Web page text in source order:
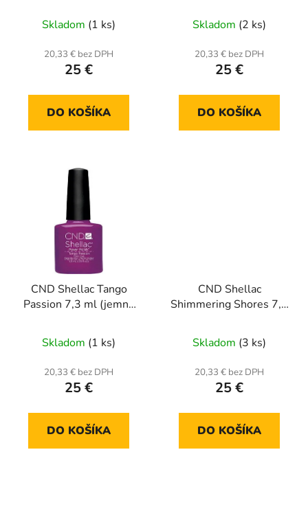
Skladom (1 ks)
20,33 € bez DPH
25 €
DO KOŠÍKA
Skladom (2 ks)
20,33 € bez DPH
25 €
DO KOŠÍKA
CND Shellac Tango
Passion 7,3 ml (jemná
Skladom (1 ks)
20,33 € bez DPH
25 €
DO KOŠÍKA
CND Shellac
Shimmering Shores 7,3
trblietkový
Skladom (3 ks)
20,33 € bez DPH
25 €
DO KOŠÍKA